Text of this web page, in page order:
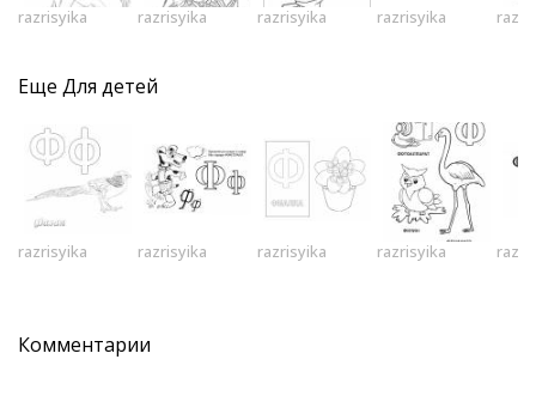
razrisyika razrisyika razrisyika razrisyika
Еще Для детей
razrisyika razrisyika razrisyika razrisyika
Комментарии